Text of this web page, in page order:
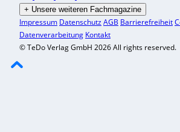
+ Unsere weiteren Fachmagazine
Impressum DatenschutzAGB Barrierefreiheit
Datenverarbeitung Kontakt
© TeDo Verlag GmbH 2026 All rights reserved.